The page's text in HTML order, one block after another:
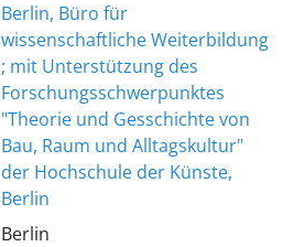
Berlin, Büro für
wissenschaftliche Weiterbildung
; mit Unterstützung des
Forschungsschwerpunktes
"Theorie und Gesschichte von
Bau, Raum und Alltagskultur"
der Hochschule der Künste,
Berlin
Berlin